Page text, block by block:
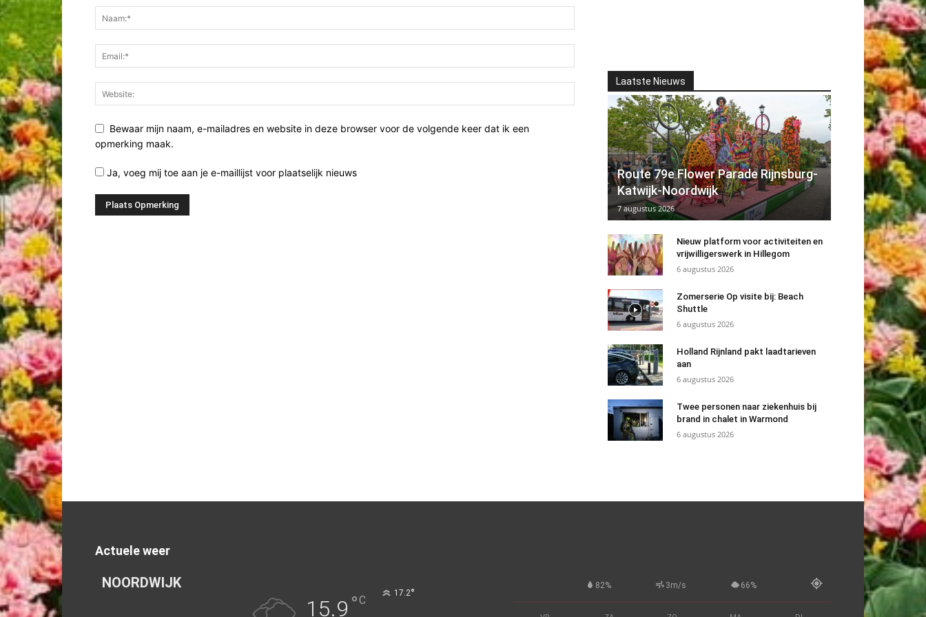
Bewaar mijn naam, e-mailadres en website in deze browser voor de volgende keer dat ik een
opmerking maak.
Ja, voeg mij toe aan je e-maillijst voor plaatselijk nieuws
Laatste Nieuws
Route 79e Flower Parade Rijnsburg-
Katwijk-Noordwijk
7 augustus 2026
Nieuw platform voor activiteiten en
vrijwilligerswerk in Hillegom
6 augustus 2026
Zomerserie Op visite bij: Beach
Shuttle
6 augustus 2026
Holland Rijnland pakt laadtarieven
aan
6 augustus 2026
Twee personen naar ziekenhuis bij
brand in chalet in Warmond
6 augustus 2026
Actuele weer
NOORDWIJK
15.9 °C
17.2°
82% 3m/s 66%